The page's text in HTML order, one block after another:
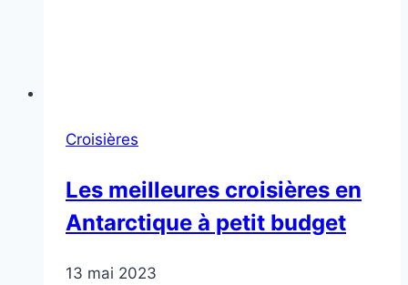
Croisières
Les meilleures croisières en
Antarctique à petit budget
13 mai 2023